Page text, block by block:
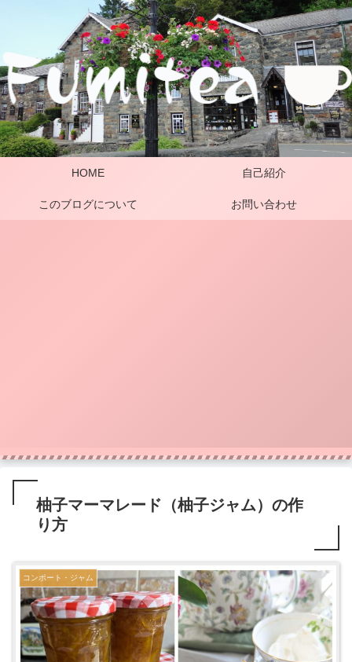
HOME 自己紹介
このブログについて お問い合わせ
柚子マーマレード（柚子ジャム）の作
り方
コンポート・ジャム